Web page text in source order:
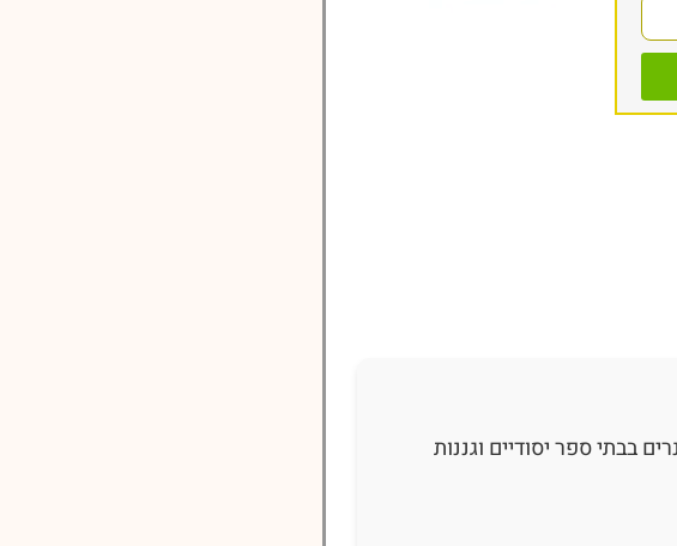
בבתי ספר יסודיים וגננות